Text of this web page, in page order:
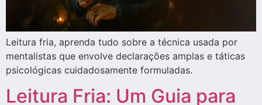
Leitura fria, aprenda tudo sobre a técnica usada por
mentalistas que envolve declarações amplas e táticas
psicológicas cuidadosamente formuladas.
Leitura Fria: Um Guia para